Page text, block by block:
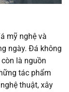
mỹ nghệ và
ngày. Đá không
là nguồn
tác phẩm
thuật, xây